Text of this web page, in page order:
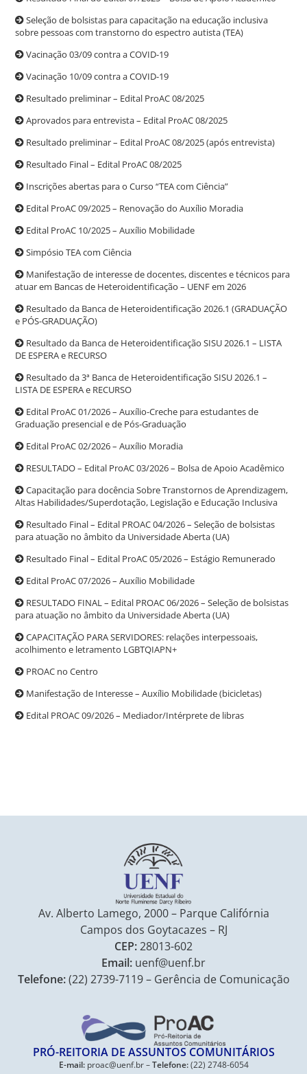
Seleção de bolsistas para capacitação na educação inclusiva
sobre pessoas com transtorno do espectro autista (TEA)
Vacinação 03/09 contra a COVID-19
Vacinação 10/09 contra a COVID-19
Resultado preliminar – Edital ProAC 08/2025
Aprovados para entrevista – Edital ProAC 08/2025
Resultado preliminar – Edital ProAC 08/2025 (após entrevista)
Resultado Final – Edital ProAC 08/2025
Inscrições abertas para o Curso “TEA com Ciência”
Edital ProAC 09/2025 – Renovação do Auxílio Moradia
Edital ProAC 10/2025 – Auxílio Mobilidade
Simpósio TEA com Ciência
Manifestação de interesse de docentes, discentes e técnicos para
atuar em Bancas de Heteroidentificação – UENF em 2026
Resultado da Banca de Heteroidentificação 2026.1 (GRADUAÇÃO
e PÓS-GRADUAÇÃO)
Resultado da Banca de Heteroidentificação SISU 2026.1 – LISTA
DE ESPERA e RECURSO
Resultado da 3ª Banca de Heteroidentificação SISU 2026.1 –
LISTA DE ESPERA e RECURSO
Edital ProAC 01/2026 – Auxílio-Creche para estudantes de
Graduação presencial e de Pós-Graduação
Edital ProAC 02/2026 – Auxílio Moradia
RESULTADO – Edital ProAC 03/2026 – Bolsa de Apoio Acadêmico
Capacitação para docência Sobre Transtornos de Aprendizagem,
Altas Habilidades/Superdotação, Legislação e Educação Inclusiva
Resultado Final – Edital PROAC 04/2026 – Seleção de bolsistas
para atuação no âmbito da Universidade Aberta (UA)
Resultado Final – Edital ProAC 05/2026 – Estágio Remunerado
Edital ProAC 07/2026 – Auxílio Mobilidade
RESULTADO FINAL – Edital PROAC 06/2026 – Seleção de bolsistas
para atuação no âmbito da Universidade Aberta (UA)
CAPACITAÇÃO PARA SERVIDORES: relações interpessoais,
acolhimento e letramento LGBTQIAPN+
PROAC no Centro
Manifestação de Interesse – Auxílio Mobilidade (bicicletas)
Edital PROAC 09/2026 – Mediador/Intérprete de libras
Av. Alberto Lamego, 2000 – Parque Califórnia
Campos dos Goytacazes – RJ
CEP:28013-602
Email: uenf@uenf.br
Telefone:(22) 2739-7119 – Gerência de Comunicação
PRÓ-REITORIA DE ASSUNTOS COMUNITÁRIOS
E-mail:proac@uenf.br –Telefone:(22) 2748-6054